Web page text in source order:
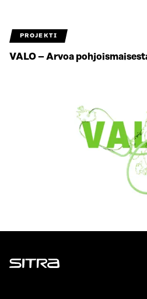
PROJEKTI
VALO – Arvoa
Sitra